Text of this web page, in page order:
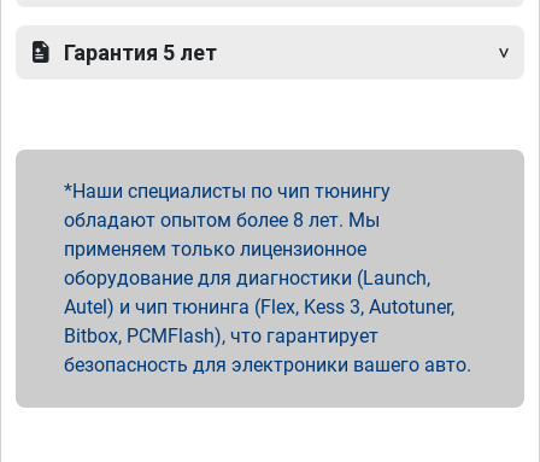
Гарантия 5 лет
Наши специалисты по чип тюнингу
обладают опытом более 8 лет. Мы
применяем только лицензионное
оборудование для диагностики (Launch,
Autel) и чип тюнинга (Flex, Kess 3, Autotuner,
Bitbox, PCMFlash), что гарантирует
безопасность для электроники вашего авто.